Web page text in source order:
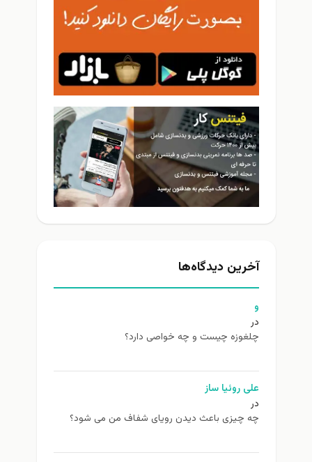
آخرین دیدگاه‌ها
و
در
چلغوزه چیست و چه خواصی دارد؟
علی روئیا ساز
در
چه چیزی باعث دیدن رویای شفاف من می شود؟